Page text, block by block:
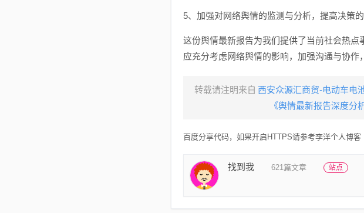
5、加强对网络舆情的监测与分析，提高决策的
这份舆情最新报告为我们提供了当前社会热
应充分考虑网络舆情的影响，加强沟通与协作
转载请注明来自 西安众源汇商贸-电动车电
《舆情最新报告深度分
百度分享代码，如果开启HTTPS请参考李洋个人博客
找到我 621篇文章 站点